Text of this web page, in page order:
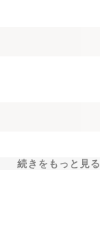
続きをもっと見る